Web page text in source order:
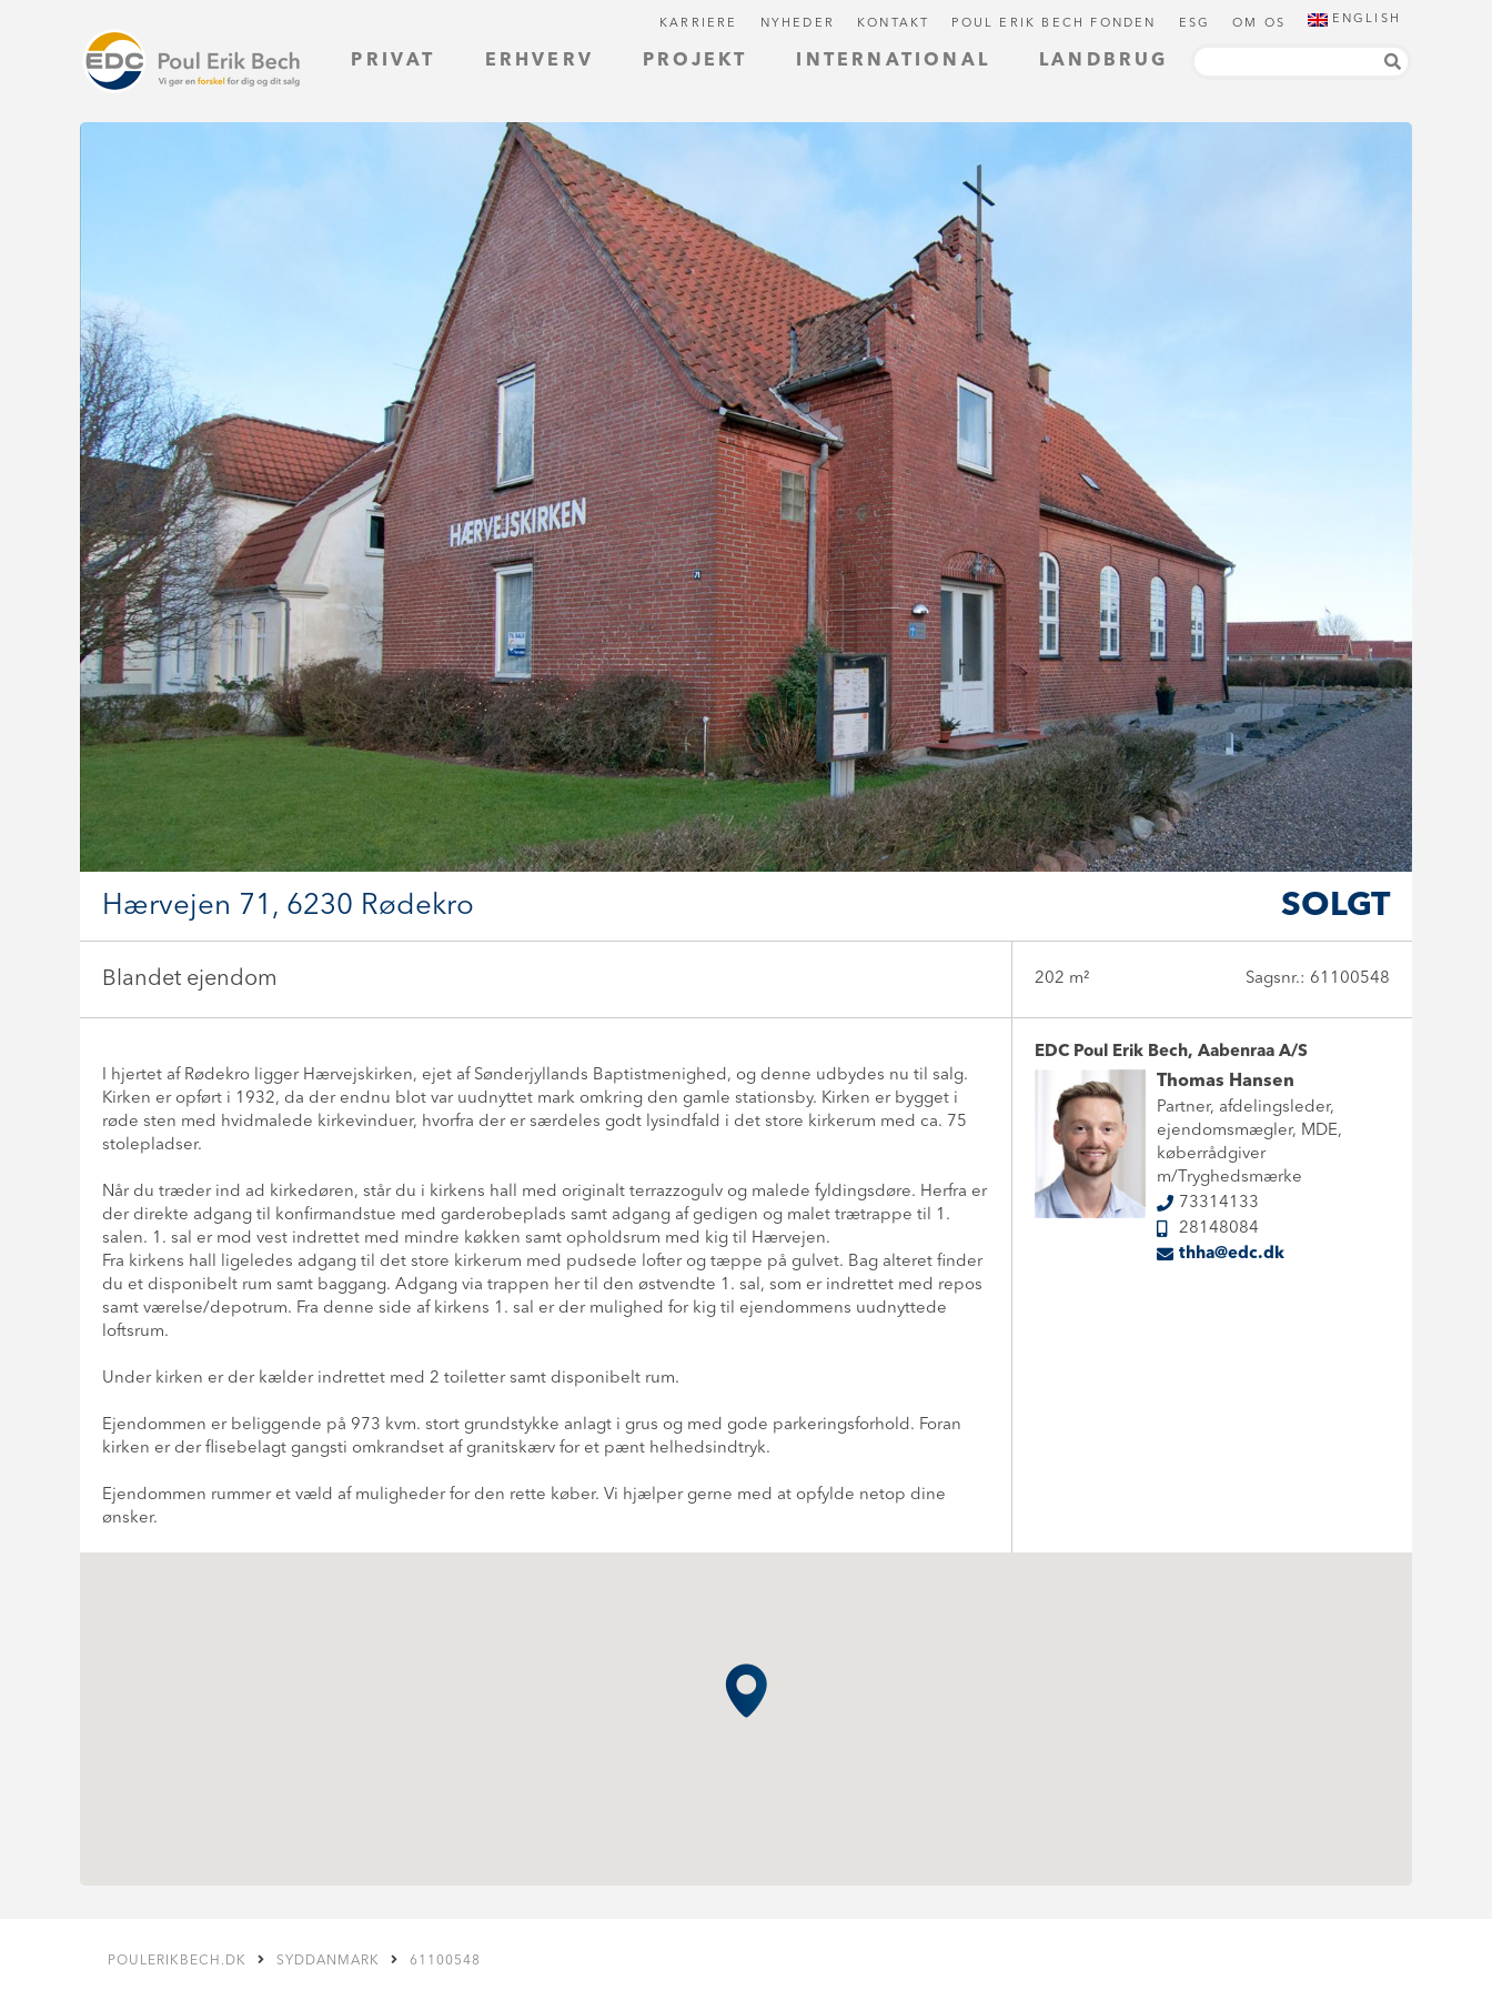
PRIVAT ERHVERV PROJEKT INTERNATIONAL LANDBRUG
KARRIERE NYHEDER KONTAKT POUL ERIK BECH FONDEN ESG OM OS ENGLISH
SOLGT
Hærvejen 71, 6230 Rødekro
Blandet ejendom 202 m² Sagsnr.: 61100548
I hjertet af Rødekro ligger Hærvejskirken, ejet af Sønderjyllands Baptistmenighed, og denne udbydes nu til salg.
Kirken er opført i 1932, da der endnu blot var uudnyttet mark omkring den gamle stationsby. Kirken er bygget i
røde sten med hvidmalede kirkevinduer, hvorfra der er særdeles godt lysindfald i det store kirkerum med ca. 75
stolepladser.
Når du træder ind ad kirkedøren, står du i kirkens hall med originalt terrazzogulv og malede fyldingsdøre. Herfra er
der direkte adgang til konfirmandstue med garderobeplads samt adgang af gedigen og malet trætrappe til 1.
salen. 1. sal er mod vest indrettet med mindre køkken samt opholdsrum med kig til Hærvejen.
Fra kirkens hall ligeledes adgang til det store kirkerum med pudsede lofter og tæppe på gulvet. Bag alteret finder
du et disponibelt rum samt baggang. Adgang via trappen her til den østvendte 1. sal, som er indrettet med repos
samt værelse/depotrum. Fra denne side af kirkens 1. sal er der mulighed for kig til ejendommens uudnyttede
loftsrum.
Under kirken er der kælder indrettet med 2 toiletter samt disponibelt rum.
Ejendommen er beliggende på 973 kvm. stort grundstykke anlagt i grus og med gode parkeringsforhold. Foran
kirken er der flisebelagt gangsti omkrandset af granitskærv for et pænt helhedsindtryk.
Ejendommen rummer et væld af muligheder for den rette køber. Vi hjælper gerne med at opfylde netop dine
ønsker.
EDC Poul Erik Bech, Aabenraa A/S
Thomas Hansen
Partner, afdelingsleder,
ejendomsmægler, MDE,
køberrådgiver
m/Tryghedsmærke
73314133
28148084
thha@edc.dk
POULERIKBECH.DK SYDDANMARK 61100548